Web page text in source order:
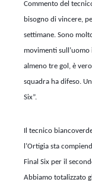
Commento del
bisogno di vincere,
settimane. Sono
movimenti
almeno tre gol, è
squadra ha difeso.
Six”.
Il tecnico
l’Ortigia sta
Final Six per il
Abbiamo totalizzato